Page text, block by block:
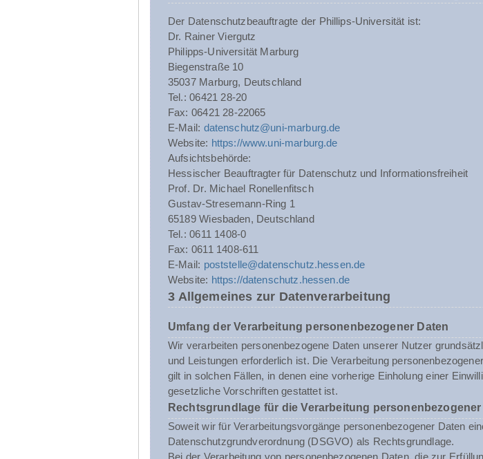
Der Datenschutzbeauftragte der Phillips-Universität ist:
Dr. Rainer Viergutz
Philipps-Universität Marburg
Biegenstraße 10
35037 Marburg, Deutschland
Tel.: 06421 28-20
Fax: 06421 28-22065
E-Mail: datenschutz@uni-marburg.de
Website: https://www.uni-marburg.de
Aufsichtsbehörde:
Hessischer Beauftragter für Datenschutz und Informationsfreiheit
Prof. Dr. Michael Ronellenfitsch
Gustav-Stresemann-Ring 1
65189 Wiesbaden, Deutschland
Tel.: 0611 1408-0
Fax: 0611 1408-611
E-Mail: poststelle@datenschutz.hessen.de
Website: https://datenschutz.hessen.de
3 Allgemeines zur Datenverarbeitung
Umfang der Verarbeitung personenbezogener Daten
Wir verarbeiten personenbezogene Daten unserer Nutzer
und Leistungen erforderlich ist. Die Verarbeitung
gilt in solchen Fällen, in denen eine vorherige Einholung einer
gesetzliche Vorschriften gestattet ist.
Rechtsgrundlage für die Verarbeitung personenbezogener
Soweit wir für Verarbeitungsvorgänge personenbezogener Daten
Datenschutzgrundverordnung (DSGVO) als Rechtsgrundlage.
Bei der Verarbeitung von personenbezogenen Daten, die zur